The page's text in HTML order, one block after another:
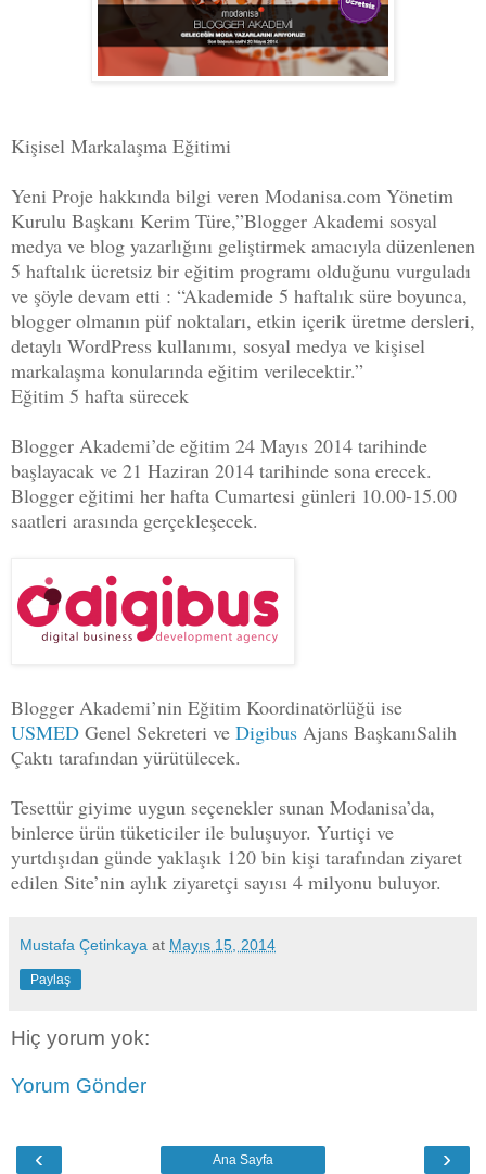
Kişisel Markalaşma Eğitimi
Yeni Proje hakkında bilgi veren Modanisa.com Yönetim
Kurulu Başkanı Kerim Türe,”Blogger Akademi sosyal
medya ve blog yazarlığını geliştirmek amacıyla düzenlenen
5 haftalık ücretsiz bir eğitim programı olduğunu vurguladı
ve şöyle devam etti : “Akademide 5 haftalık süre boyunca,
blogger olmanın püf noktaları, etkin içerik üretme dersleri,
detaylı WordPress kullanımı, sosyal medya ve kişisel
markalaşma konularında eğitim verilecektir.”
Eğitim 5 hafta sürecek
Blogger Akademi’de eğitim 24 Mayıs 2014 tarihinde
başlayacak ve 21 Haziran 2014 tarihinde sona erecek.
Blogger eğitimi her hafta Cumartesi günleri 10.00-15.00
saatleri arasında gerçekleşecek.
Blogger Akademi’nin Eğitim Koordinatörlüğü ise
USMED Genel Sekreteri ve Digibus Ajans BaşkanıSalih
Çaktı tarafından yürütülecek.
Tesettür giyime uygun seçenekler sunan Modanisa’da,
binlerce ürün tüketiciler ile buluşuyor. Yurtiçi ve
yurtdışıdan günde yaklaşık 120 bin kişi tarafından ziyaret
edilen Site’nin aylık ziyaretçi sayısı 4 milyonu buluyor.
Mustafa Çetinkaya at Mayıs 15, 2014
Paylaş
Hiç yorum yok:
Yorum Gönder
‹ ›
Ana Sayfa